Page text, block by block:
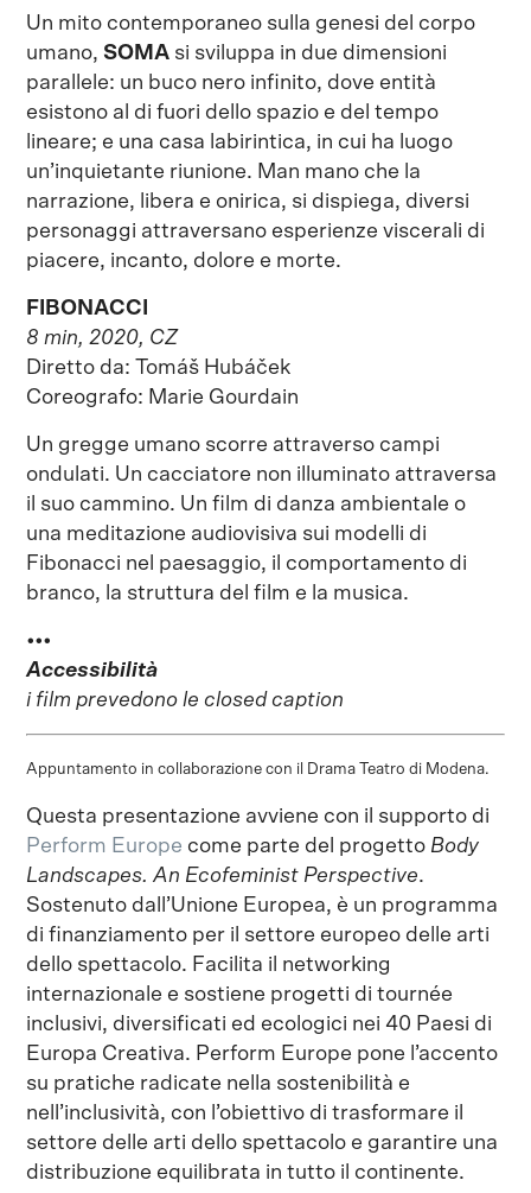
Un mito contemporaneo sulla genesi del corpo
umano, SOMA si sviluppa in due dimensioni
parallele: un buco nero infinito, dove entità
esistono al di fuori dello spazio e del tempo
lineare; e una casa labirintica, in cui ha luogo
un’inquietante riunione. Man mano che la
narrazione, libera e onirica, si dispiega, diversi
personaggi attraversano esperienze viscerali di
piacere, incanto, dolore e morte.
FIBONACCI
8 min, 2020, CZ
Diretto da: Tomáš Hubáček
Coreografo: Marie Gourdain
Un gregge umano scorre attraverso campi
ondulati. Un cacciatore non illuminato attraversa
il suo cammino. Un film di danza ambientale o
una meditazione audiovisiva sui modelli di
Fibonacci nel paesaggio, il comportamento di
branco, la struttura del film e la musica.
•••
Accessibilità
i film prevedono le closed caption
Appuntamento in collaborazione con il Drama Teatro di Modena.
Questa presentazione avviene con il supporto di
Perform Europe come parte del progetto Body
Landscapes. An Ecofeminist Perspective.
Sostenuto dall’Unione Europea, è un programma
di finanziamento per il settore europeo delle arti
dello spettacolo. Facilita il networking
internazionale e sostiene progetti di tournée
inclusivi, diversificati ed ecologici nei 40 Paesi di
Europa Creativa. Perform Europe pone l’accento
su pratiche radicate nella sostenibilità e
nell’inclusività, con l’obiettivo di trasformare il
settore delle arti dello spettacolo e garantire una
distribuzione equilibrata in tutto il continente.